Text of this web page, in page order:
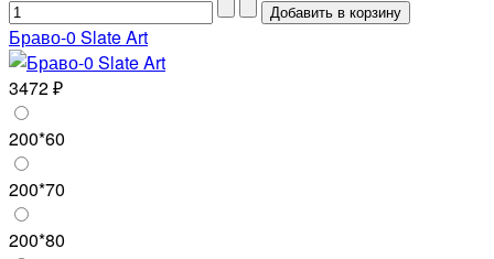
Браво-0 Slate Art
3472 ₽
200*60
200*70
200*80